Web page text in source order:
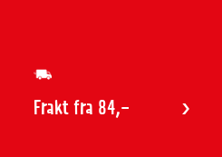
Frakt fra 84,-